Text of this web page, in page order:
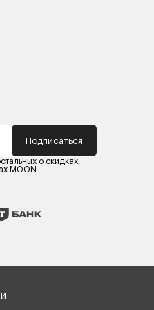
Подписаться
о скидках,
MOON